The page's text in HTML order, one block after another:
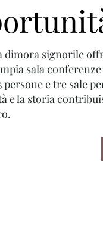
dimora signorile
sala
persone e tre sale
e la storia